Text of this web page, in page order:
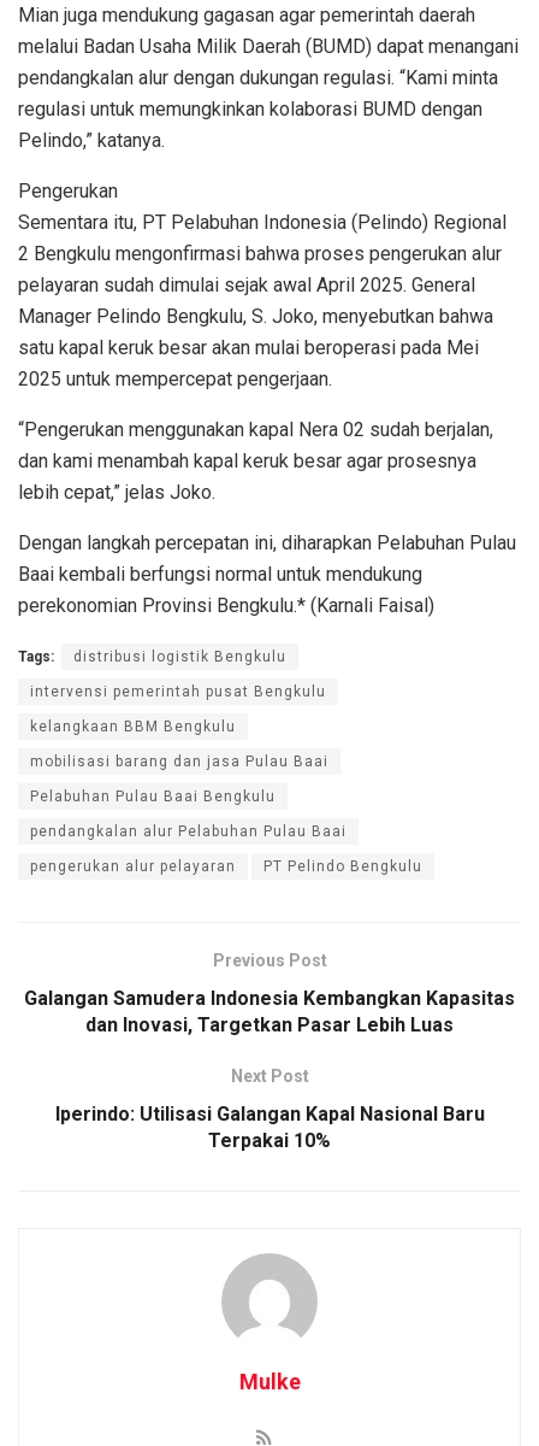
Mian juga mendukung gagasan agar pemerintah daerah
melalui Badan Usaha Milik Daerah (BUMD) dapat menangani
pendangkalan alur dengan dukungan regulasi. “Kami minta
regulasi untuk memungkinkan kolaborasi BUMD dengan
Pelindo,” katanya.
Pengerukan
Sementara itu, PT Pelabuhan Indonesia (Pelindo) Regional
2 Bengkulu mengonfirmasi bahwa proses pengerukan alur
pelayaran sudah dimulai sejak awal April 2025. General
Manager Pelindo Bengkulu, S. Joko, menyebutkan bahwa
satu kapal keruk besar akan mulai beroperasi pada Mei
2025 untuk mempercepat pengerjaan.
“Pengerukan menggunakan kapal Nera 02 sudah berjalan,
dan kami menambah kapal keruk besar agar prosesnya
lebih cepat,” jelas Joko.
Dengan langkah percepatan ini, diharapkan Pelabuhan Pulau
Baai kembali berfungsi normal untuk mendukung
perekonomian Provinsi Bengkulu.* (Karnali Faisal)
Tags: distribusi logistik Bengkulu
intervensi pemerintah pusat Bengkulu
kelangkaan BBM Bengkulu
mobilisasi barang dan jasa Pulau Baai
Pelabuhan Pulau Baai Bengkulu
pendangkalan alur Pelabuhan Pulau Baai
pengerukan alur pelayaran PT Pelindo Bengkulu
Previous Post
Galangan Samudera Indonesia Kembangkan Kapasitas
dan Inovasi, Targetkan Pasar Lebih Luas
Next Post
Iperindo: Utilisasi Galangan Kapal Nasional Baru
Terpakai 10%
Mulke